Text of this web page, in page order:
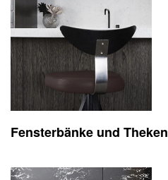
Fensterbänke und Theken